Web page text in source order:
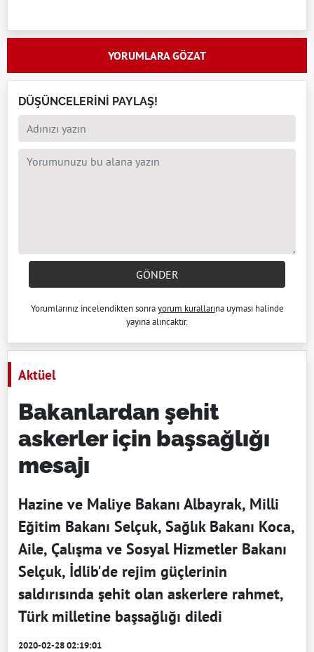
YORUMLARA GÖZAT
DÜŞÜNCELERİNİ PAYLAŞ!
GÖNDER
Yorumlarınız incelendikten sonrayorum kurallarına uyması halinde
yayına alıncaktır.
Aktüel
Bakanlardan şehit
askerler için başsağlığı
mesajı
Hazine ve Maliye Bakanı Albayrak, Milli
Eğitim Bakanı Selçuk, Sağlık Bakanı Koca,
Aile, Çalışma ve Sosyal Hizmetler Bakanı
Selçuk, İdlib'de rejim güçlerinin
saldırısında şehit olan askerlere rahmet,
Türk milletine başsağlığı diledi
2020-02-28 02:19:01